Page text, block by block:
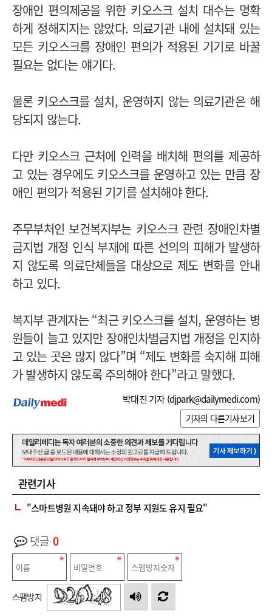
장애인 편의제공을 위한 키오스크 설치 대수는 명확
하게 정해지지는 않았다. 의료기관 내에 설치돼 있는
모든 키오스크를 장애인 편의가 적용된 기기로 바꿀
필요는 없다는 얘기다.
물론 키오스크를 설치, 운영하지 않는 의료기관은 해
당되지 않는다.
다만 키오스크 근처에 인력을 배치해 편의를 제공하
고 있는 경우에도 키오스크를 운영하고 있는 만큼 장
애인 편의가 적용된 기기를 설치해야 한다.
주무부처인 보건복지부는 키오스크 관련 장애인차별
금지법 개정 인식 부재에 따른 선의의 피해가 발생하
지 않도록 의료단체들을 대상으로 제도 변화를 안내
하고 있다.
복지부 관계자는 “최근 키오스크를 설치, 운영하는 병
원들이 늘고 있지만 장애인차별금지법 개정을 인지하
고 있는 곳은 많지 않다”며 “제도 변화를 숙지해 피해
가 발생하지 않도록 주의해야 한다”라고 말했다.
박대진 기자 (djpark@dailymedi.com)
기자의 다른기사보기
관련기사
"스마트병원 지속돼야 하고 정부 지원도 유지 필요"
댓글 0
스팸방지